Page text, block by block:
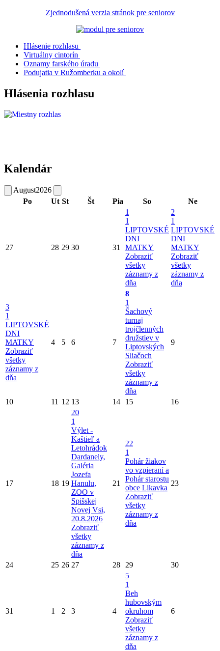
Zjednodušená verzia stránok pre seniorov
Hlásenie rozhlasu
Virtuálny cintorín
Oznamy farského úradu
Podujatia v Ružomberku a okolí
Hlásenia rozhlasu
Kalendár
August2026
Po
Ut St Št Pia So Ne
27 28 29 30 31
1
1
LIPTOVSKÉ
DNI
MATKY
Zobraziť
všetky
záznamy z
dňa
2
1
LIPTOVSKÉ
DNI
MATKY
Zobraziť
všetky
záznamy z
dňa
3
1
LIPTOVSKÉ
DNI
MATKY
Zobraziť
všetky
záznamy z
dňa
4 5 6 7
8
1
Šachový
turnaj
trojčlenných
družstiev v
Liptovských
Sliačoch
Zobraziť
všetky
záznamy z
dňa
9
10 11 12 13 14 15 16
17 18 19
20
1
Výlet -
Kaštieľ a
Letohrádok
Dardanely,
Galéria
Jozefa
Hanulu,
ZOO v
Spišskej
Novej Vsi,
20.8.2026
Zobraziť
všetky
záznamy z
dňa
21
22
1
Pohár žiakov
vo vzpieraní a
Pohár starostu
obce Likavka
Zobraziť
všetky
záznamy z
dňa
23
24 25 26 27 28 29 30
31 1 2 3 4
5
1
Beh
hubovským
okruhom
Zobraziť
všetky
záznamy z
dňa
6